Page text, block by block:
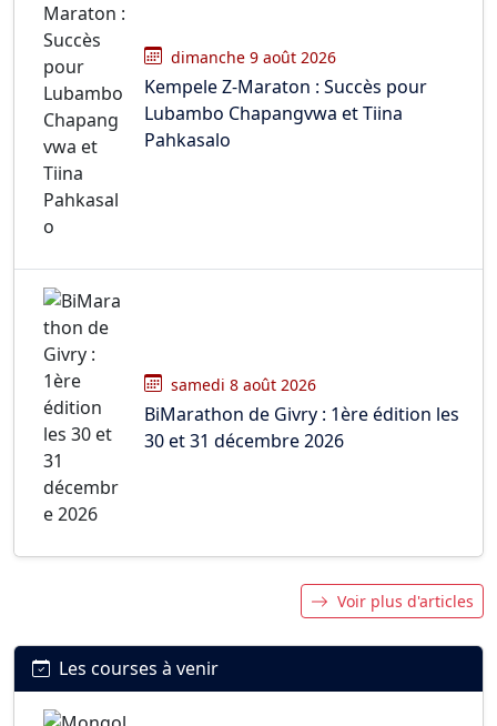
dimanche 9 août 2026
Kempele Z-Maraton : Succès pour
Lubambo Chapangvwa et Tiina
Pahkasalo
samedi 8 août 2026
BiMarathon de Givry : 1ère édition les
30 et 31 décembre 2026
Voir plus d'articles
Les courses à venir